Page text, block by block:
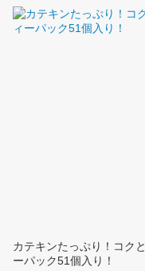
カテキンたっぷり！コク
ーパック51個入り！